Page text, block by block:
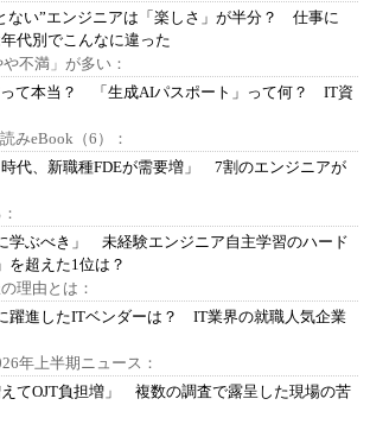
ない”エンジニアは「楽しさ」が半分？ 仕事に
代別でこんなに違った
不満」が多い：
って本当？ 「生成AIパスポート」って何？ IT資
みeBook（6）：
時代、新職種FDEが需要増」 7割のエンジニアが
学ぶべき」 未経験エンジニア自主学習のハード
を超えた1位は？
理由とは：
躍進したITベンダーは？ IT業界の就職人気企業
年上半期ニュース：
えてOJT負担増」 複数の調査で露呈した現場の苦